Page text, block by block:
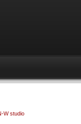
W studio